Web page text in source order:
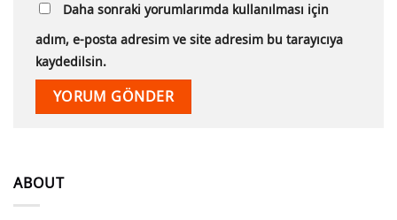
Daha sonraki yorumlarımda kullanılması için
adım, e-posta adresim ve site adresim bu tarayıcıya
kaydedilsin.
ABOUT